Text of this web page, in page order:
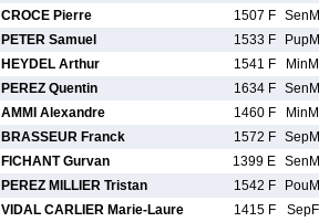
CROCE Pierre 1507 F SenM
PETER Samuel 1533 F
PupM
HEYDEL Arthur 1541 F
MinM
PEREZ Quentin 1634 F SenM
AMMI Alexandre 1460 F
MinM
BRASSEUR Franck 1572 F SepM
FICHANT Gurvan 1399 E SenM
PEREZ MILLIER Tristan 1542 F
PouM
VIDAL CARLIER Marie-Laure 1415 F
SepF